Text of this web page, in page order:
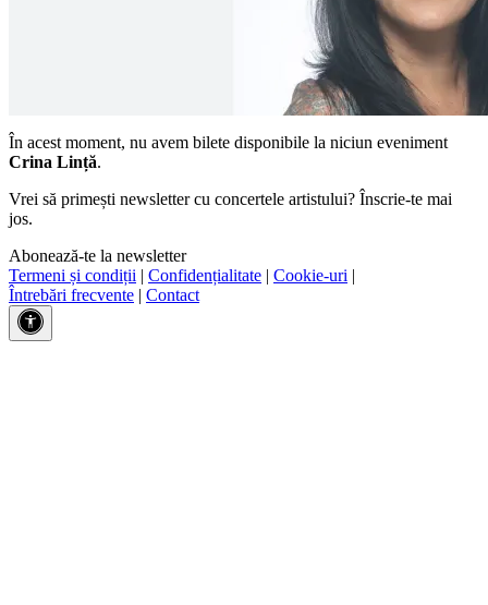
În acest moment, nu avem bilete disponibile la niciun eveniment
Crina Lință.
Vrei să primești newsletter cu concertele artistului? Înscrie-te mai
jos.
Abonează-te la newsletter
Termeni și condiții | Confidențialitate | Cookie-uri |
Întrebări frecvente | Contact